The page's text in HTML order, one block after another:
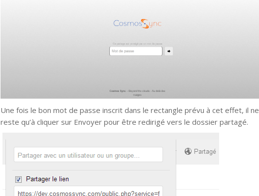
Une fois le bon mot de passe inscrit dans le rectangle prévu à cet effet, il ne
reste qu’à cliquer sur Envoyer pour être redirigé vers le dossier partagé.